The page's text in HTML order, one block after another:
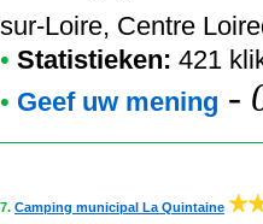
sur-Loire, Centre
• Statistieken: 421
• Geef uw mening -
7. Camping municipal La Quintaine